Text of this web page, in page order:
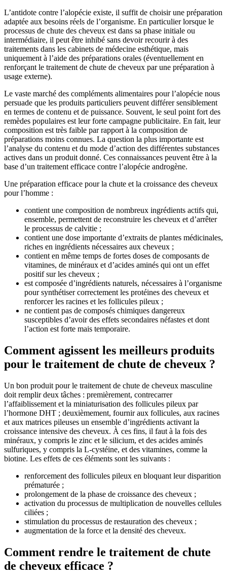
L’antidote contre l’alopécie existe, il suffit de choisir une préparation
adaptée aux besoins réels de l’organisme. En particulier lorsque le
processus de chute des cheveux est dans sa phase initiale ou
intermédiaire, il peut être inhibé sans devoir recourir à des
traitements dans les cabinets de médecine esthétique, mais
uniquement à l’aide des préparations orales (éventuellement en
renforçant le traitement de chute de cheveux par une préparation à
usage externe).
Le vaste marché des compléments alimentaires pour l’alopécie nous
persuade que les produits particuliers peuvent différer sensiblement
en termes de contenu et de puissance. Souvent, le seul point fort des
remèdes populaires est leur forte campagne publicitaire. En fait, leur
composition est très faible par rapport à la composition de
préparations moins connues. La question la plus importante est
l’analyse du contenu et du mode d’action des différentes substances
actives dans un produit donné. Ces connaissances peuvent être à la
base d’un traitement efficace contre l’alopécie androgène.
Une préparation efficace pour la chute et la croissance des cheveux
pour l’homme :
contient une composition de nombreux ingrédients actifs qui,
ensemble, permettent de reconstruire les cheveux et d’arrêter
le processus de calvitie ;
contient une dose importante d’extraits de plantes médicinales,
riches en ingrédients nécessaires aux cheveux ;
contient en même temps de fortes doses de composants de
vitamines, de minéraux et d’acides aminés qui ont un effet
positif sur les cheveux ;
est composée d’ingrédients naturels, nécessaires à l’organisme
pour synthétiser correctement les protéines des cheveux et
renforcer les racines et les follicules pileux ;
ne contient pas de composés chimiques dangereux
susceptibles d’avoir des effets secondaires néfastes et dont
l’action est forte mais temporaire.
Comment agissent les meilleurs produits
pour le traitement de chute de cheveux ?
Un bon produit pour le traitement de chute de cheveux masculine
doit remplir deux tâches : premièrement, contrecarrer
l’affaiblissement et la miniaturisation des follicules pileux par
l’hormone DHT ; deuxièmement, fournir aux follicules, aux racines
et aux matrices pileuses un ensemble d’ingrédients activant la
croissance intensive des cheveux. À ces fins, il faut à la fois des
minéraux, y compris le zinc et le silicium, et des acides aminés
sulfuriques, y compris la L-cystéine, et des vitamines, comme la
biotine. Les effets de ces éléments sont les suivants :
renforcement des follicules pileux en bloquant leur disparition
prématurée ;
prolongement de la phase de croissance des cheveux ;
activation du processus de multiplication de nouvelles cellules
ciliées ;
stimulation du processus de restauration des cheveux ;
augmentation de la force et la densité des cheveux.
Comment rendre le traitement de chute
de cheveux efficace ?